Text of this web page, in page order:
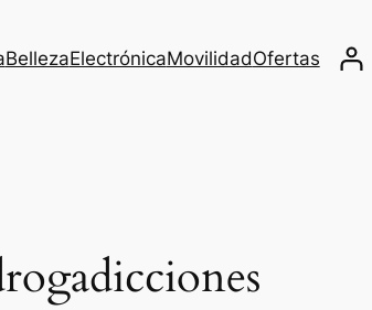
BellezaElectrónicaMovilidadOfertas